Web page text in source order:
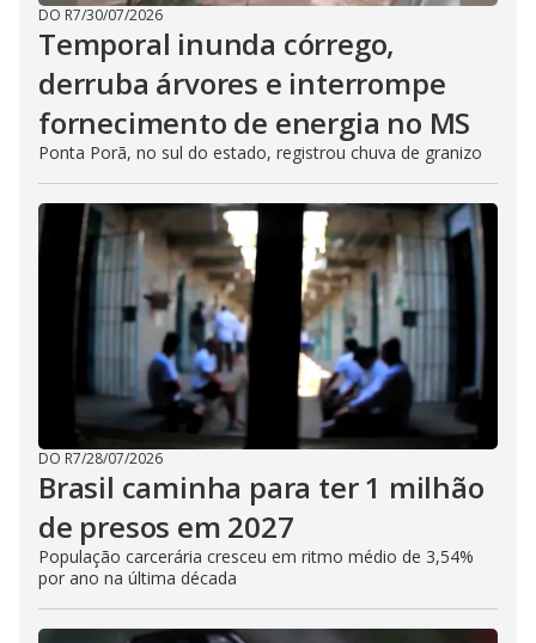
DO R7/30/07/2026
Temporal inunda córrego,
derruba árvores e interrompe
fornecimento de energia no MS
Ponta Porã, no sul do estado, registrou chuva de granizo
DO R7/28/07/2026
Brasil caminha para ter 1 milhão
de presos em 2027
População carcerária cresceu em ritmo médio de 3,54%
por ano na última década